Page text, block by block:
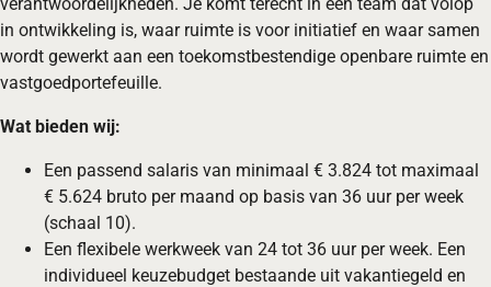
in ontwikkeling is, waar ruimte is voor initiatief en waar samen
wordt gewerkt aan een toekomstbestendige openbare ruimte en
vastgoedportefeuille.
Wat bieden wij:
Een passend salaris van minimaal € 3.824 tot maximaal
€ 5.624 bruto per maand op basis van 36 uur per week
(schaal 10).
Een flexibele werkweek van 24 tot 36 uur per week. Een
individueel keuzebudget bestaande uit vakantiegeld en